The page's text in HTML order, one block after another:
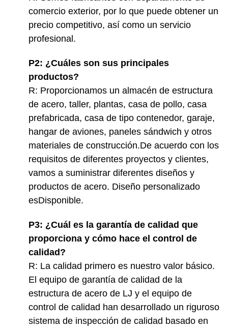
comercio exterior, por lo que puede obtener un
precio competitivo, así como un servicio
profesional.
P2: ¿Cuáles son sus principales
productos?
R: Proporcionamos un almacén de estructura
de acero, taller, plantas, casa de pollo, casa
prefabricada, casa de tipo contenedor, garaje,
hangar de aviones, paneles sándwich y otros
materiales de construcción.De acuerdo con los
requisitos de diferentes proyectos y clientes,
vamos a suministrar diferentes diseños y
productos de acero. Diseño personalizado
esDisponible.
P3: ¿Cuál es la garantía de calidad que
proporciona y cómo hace el control de
calidad?
R: La calidad primero es nuestro valor básico.
El equipo de garantía de calidad de la
estructura de acero de LJ y el equipo de
control de calidad han desarrollado un riguroso
sistema de inspección de calidad basado en